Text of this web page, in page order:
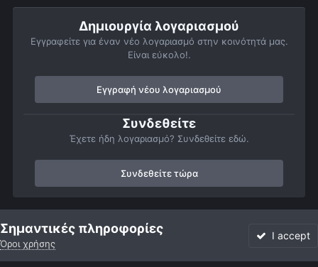
Δημιουργία λογαριασμού
Εγγραφείτε για έναν νέο λογαριασμό στην κοινότητά μας.
Είναι εύκολο!.
Εγγραφή νέου λογαριασμού
Συνδεθείτε
Έχετε ήδη λογαριασμό? Συνδεθείτε εδώ.
Συνδεθείτε τώρα
Αρχή Αστροφωτογραφίες Member Albums
Σημαντικές πληροφορίες
Όροι χρήσης
I accept
Forum